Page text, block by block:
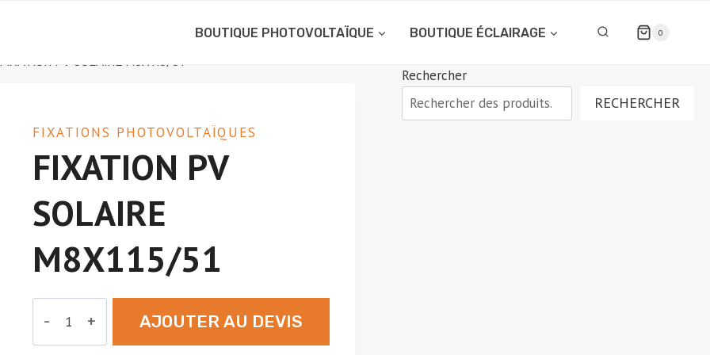
BOUTIQUE PHOTOVOLTAÏQUE BOUTIQUE ÉCLAIRAGE 0
FIXATION PV SOLAIRE M8X115/51
FIXATIONS PHOTOVOLTAÏQUES
FIXATION PV
SOLAIRE
M8X115/51
FIXATION
AJOUTER AU DEVIS
Rechercher
RECHERCHER